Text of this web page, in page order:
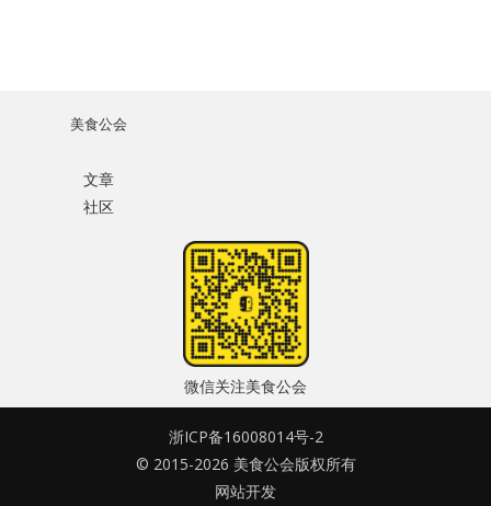
美食公会
文章
社区
微信关注美食公会
浙ICP备16008014号-2
© 2015-2026 美食公会版权所有
网站开发